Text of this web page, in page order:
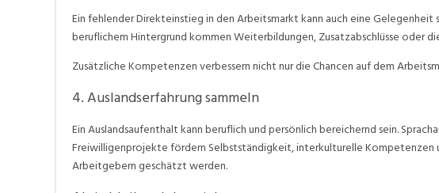
Ein fehlender Direkteinstieg in den Arbeitsmarkt kann auch eine
beruflichem Hintergrund kommen Weiterbildungen, Zusatzabschlüsse oder
Zusätzliche Kompetenzen verbessern nicht nur die Chancen auf dem
4. Auslandserfahrung sammeln
Ein Auslandsaufenthalt kann beruflich und persönlich bereichernd sein.
Freiwilligenprojekte fördern Selbstständigkeit, interkulturelle Kompetenzen
Arbeitgebern geschätzt werden.